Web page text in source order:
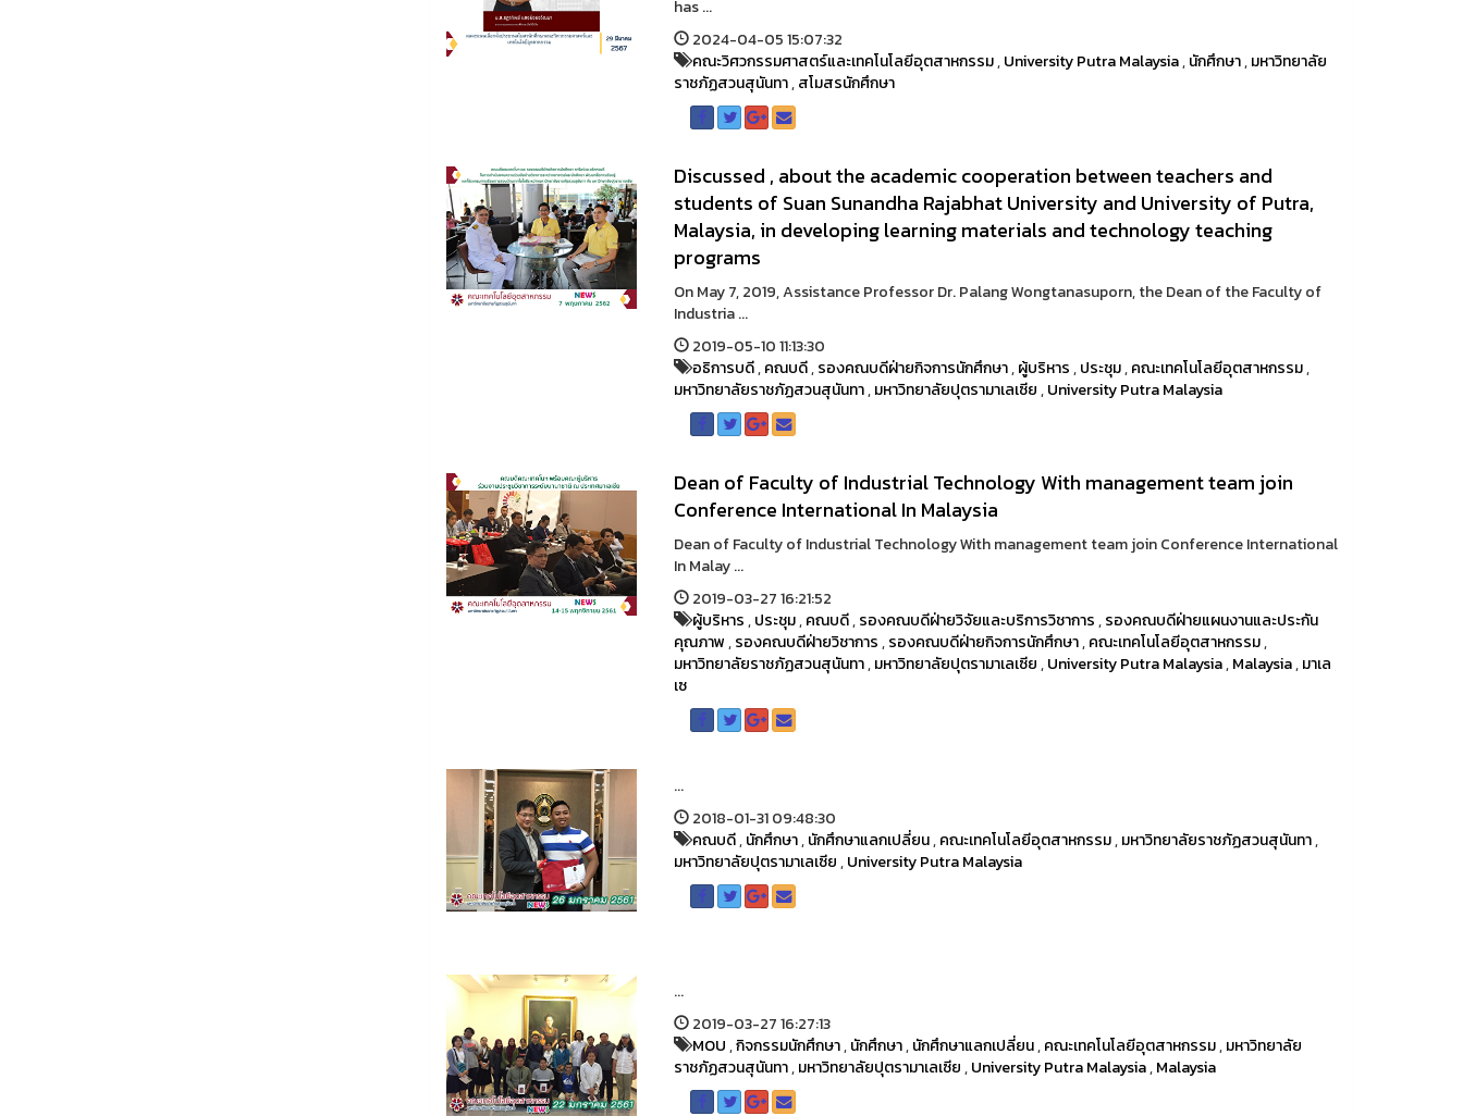
has ...
2024-04-05 15:07:32
คณะวิศวกรรมศาสตร์และเทคโนโลยีอุตสาหกรรม,University Putra Malaysia,นักศึกษา,มหาวิทยาลัย
ราชภัฏสวนสุนันทา,สโมสรนักศึกษา
Discussed , about the academic cooperation between teachers and
students of Suan Sunandha Rajabhat University and University of Putra,
Malaysia, in developing learning materials and technology teaching
programs
On May 7, 2019, Assistance Professor Dr. Palang Wongtanasuporn, the Dean of the Faculty of
Industria ...
2019-05-10 11:13:30
อธิการบดี,คณบดี,รองคณบดีฝ่ายกิจการนักศึกษา,ผู้บริหาร,ประชุม,คณะเทคโนโลยีอุตสาหกรรม,
มหาวิทยาลัยราชภัฏสวนสุนันทา,มหาวิทยาลัยปุตรามาเลเซีย,University Putra Malaysia
Dean of Faculty of Industrial Technology With management team join
Conference International In Malaysia
Dean of Faculty of Industrial Technology With management team join Conference International
In Malay ...
2019-03-27 16:21:52
ผู้บริหาร,ประชุม,คณบดี,รองคณบดีฝ่ายวิจัยและบริการวิชาการ,รองคณบดีฝ่ายแผนงานและประกัน
คุณภาพ,รองคณบดีฝ่ายวิชาการ,รองคณบดีฝ่ายกิจการนักศึกษา,คณะเทคโนโลยีอุตสาหกรรม,
มหาวิทยาลัยราชภัฏสวนสุนันทา,มหาวิทยาลัยปุตรามาเลเซีย,University Putra Malaysia,Malaysia,มาเล
เซ
...
2018-01-31 09:48:30
คณบดี,นักศึกษา,นักศึกษาแลกเปลี่ยน,คณะเทคโนโลยีอุตสาหกรรม,มหาวิทยาลัยราชภัฏสวนสุนันทา,
มหาวิทยาลัยปุตรามาเลเซีย,University Putra Malaysia
...
2019-03-27 16:27:13
MOU,กิจกรรมนักศึกษา,นักศึกษา,นักศึกษาแลกเปลี่ยน,คณะเทคโนโลยีอุตสาหกรรม,มหาวิทยาลัย
ราชภัฏสวนสุนันทา,มหาวิทยาลัยปุตรามาเลเซีย,University Putra Malaysia,Malaysia